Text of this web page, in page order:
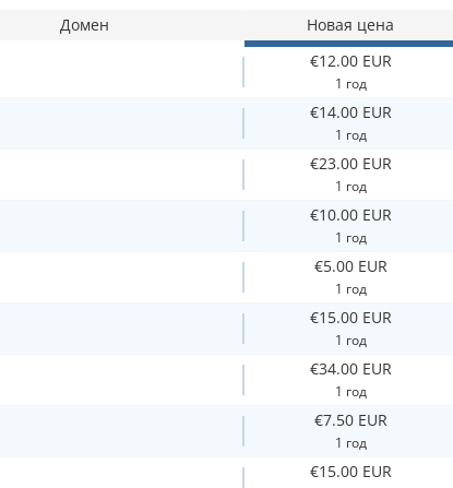
Домен Новая цена
€12.00 EUR
1 год
€14.00 EUR
1 год
€23.00 EUR
1 год
€10.00 EUR
1 год
€5.00 EUR
1 год
€15.00 EUR
1 год
€34.00 EUR
1 год
€7.50 EUR
1 год
€15.00 EUR